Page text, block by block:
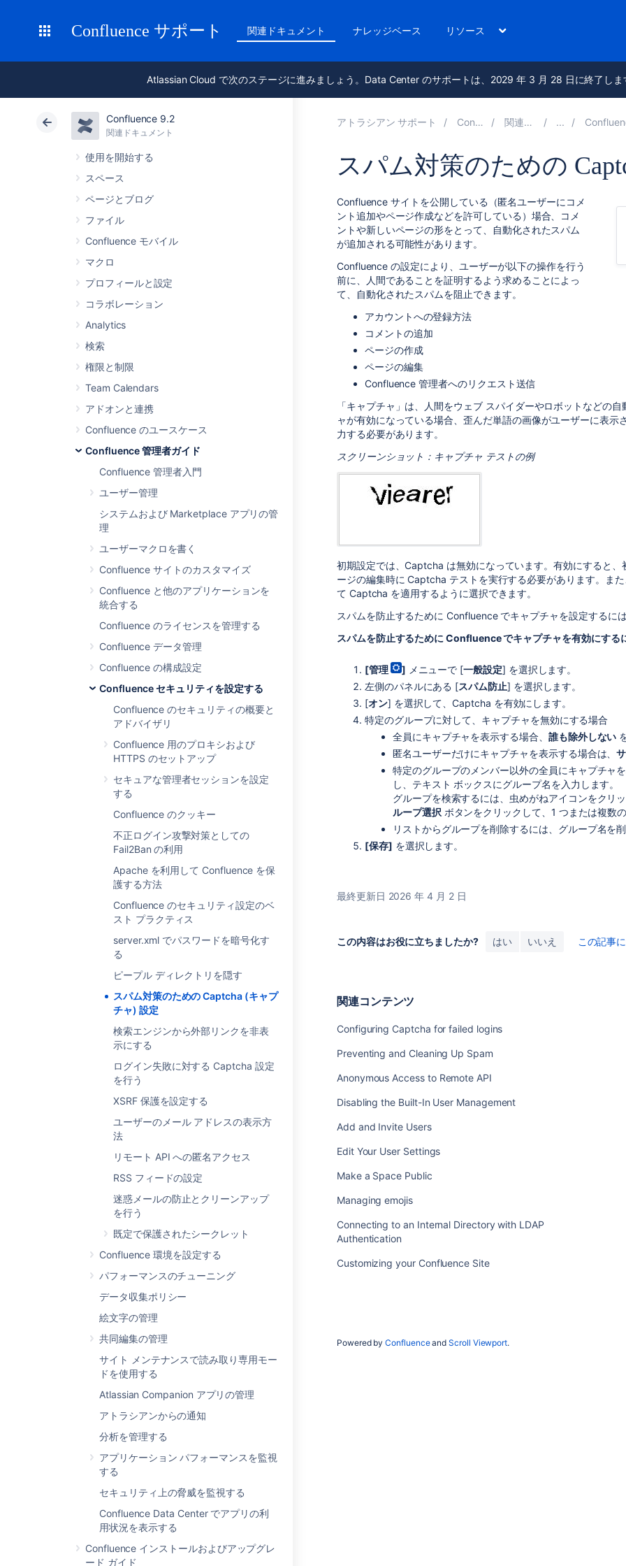
Confluence サポート 関連ドキュメント ナレッジベース リソース
Atlassian Cloud で次のステージに進みましょう。Data Center のサポートは、2029 年 3 月 28 日に終了しま
Confluence 9.2
関連ドキュメント
使用を開始する
スペース
ページとブログ
ファイル
Confluence モバイル
マクロ
プロフィールと設定
コラボレーション
Analytics
検索
権限と制限
Team Calendars
アドオンと連携
Confluence のユースケース
Confluence 管理者ガイド
Confluence 管理者入門
ユーザー管理
システムおよび Marketplace アプリの管
理
ユーザーマクロを書く
Confluence サイトのカスタマイズ
Confluence と他のアプリケーションを
統合する
Confluence のライセンスを管理する
Confluence データ管理
Confluence の構成設定
Confluence セキュリティを設定する
Confluence のセキュリティの概要と
アドバイザリ
Confluence 用のプロキシおよび
HTTPS のセットアップ
セキュアな管理者セッションを設定
する
Confluence のクッキー
不正ログイン攻撃対策としての
Fail2Ban の利用
Apache を利用して Confluence を保
護する方法
Confluence のセキュリティ設定のベ
スト プラクティス
server.xml でパスワードを暗号化す
る
ピープル ディレクトリを隠す
スパム対策のための Captcha (キャプ
チャ) 設定
検索エンジンから外部リンクを非表
示にする
ログイン失敗に対する Captcha 設定
を行う
XSRF 保護を設定する
ユーザーのメール アドレスの表示方
法
リモート API への匿名アクセス
RSS フィードの設定
迷惑メールの防止とクリーンアップ
を行う
既定で保護されたシークレット
Confluence 環境を設定する
パフォーマンスのチューニング
データ収集ポリシー
絵文字の管理
共同編集の管理
サイト メンテナンスで読み取り専用モー
ドを使用する
Atlassian Companion アプリの管理
アトラシアンからの通知
分析を管理する
アプリケーション パフォーマンスを監視
する
セキュリティ上の脅威を監視する
Confluence Data Center でアプリの利
用状況を表示する
Confluence インストールおよびアップグレ
ード ガイド
アトラシアン サポート Confluence 9.2 関連ドキュメント Confluence セキュリ
スパム対策のための
Confluence サイトを公開している（匿名ユーザーにコメ
ント追加やページ作成などを許可している）場合、コメ
ントや新しいページの形をとって、自動化されたスパム
が追加される可能性があります。
Confluence の設定により、ユーザーが以下の操作を行う
前に、人間であることを証明するよう求めることによっ
て、自動化されたスパムを阻止できます。
アカウントへの登録方法
コメントの追加
ページの作成
ページの編集
Confluence 管理者へのリクエスト送信
「キャプチャ」は、人間をウェブ スパイダーやロボットなどの
ャが有効になっている場合、歪んだ単語の画像がユーザーに表
力する必要があります。
スクリーンショット：キャプチャ テストの例
初期設定では、Captcha は無効になっています。有効にすると
ージの編集時に Captcha テストを実行する必要があります。ま
て Captcha を適用するように選択できます。
スパムを防止するために Confluence でキャプチャを設定するに
スパムを防止するために Confluence でキャプチャを有効にする
[管理 ] メニューで [一般設定] を選択します。
左側のパネルにある [スパム防止] を選択します。
[オン] を選択して、Captcha を有効にします。
特定のグループに対して、キャプチャを無効にする場合
全員にキャプチャを表示する場合、 誰も除外しない
匿名ユーザーだけにキャプチャを表示する場合は、
特定のグループのメンバー以外の全員にキャプチャを
し、テキスト ボックスにグループ名を入力します。
グループを検索するには、虫めがねアイコンをクリ
ループ選択 ボタンをクリックして、1 つまたは複数
リストからグループを削除するには、グループ名を削
[保存] を選択します。
最終更新日 2026 年 4 月 2 日
この内容はお役に立ちましたか? はい いいえ この記事
関連コンテンツ
Configuring Captcha for failed logins
Preventing and Cleaning Up Spam
Anonymous Access to Remote API
Disabling the Built-In User Management
Add and Invite Users
Edit Your User Settings
Make a Space Public
Managing emojis
Connecting to an Internal Directory with LDAP
Authentication
Customizing your Confluence Site
Powered byConfluenceandScroll Viewport.